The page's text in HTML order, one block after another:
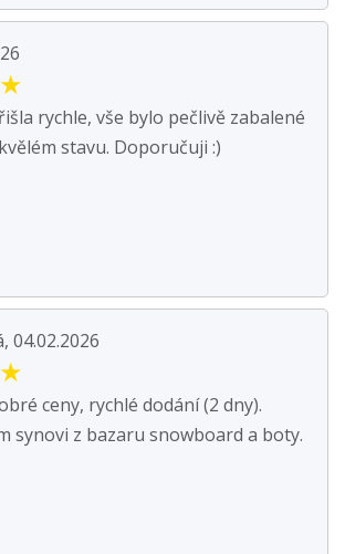
★
rychle, vše bylo pečlivě zabalené
stavu. Doporučuji :)
04.02.2026
★
ceny, rychlé dodání (2 dny).
synovi z bazaru snowboard a boty.